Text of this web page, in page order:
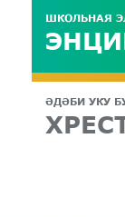
ШКОЛЬНАЯ
ӘДӘБИ УКУ